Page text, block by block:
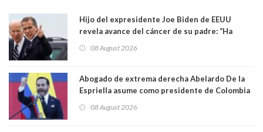
Hijo del expresidente Joe Biden de EEUU
revela avance del cáncer de su padre: “Ha
08 August 2026
Abogado de extrema derecha Abelardo De la
Espriella asume como presidente de Colombia
08 August 2026